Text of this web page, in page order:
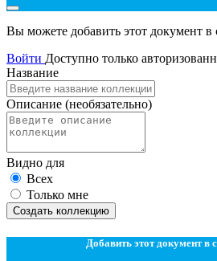
Вы можете добавить этот документ
Войти Доступно только
Название
Описание (необязательно)
Видно для
Всех
Только мне
Создать коллекцию
Добавить этот документ в